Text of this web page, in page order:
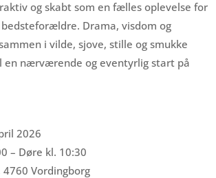
og skabt som en fælles oplevelse for
Drama, visdom og
i vilde, sjove, stille og smukke
en nærværende og eventyrlig start på
2026
– Døre kl. 10:30
4760 Vordingborg